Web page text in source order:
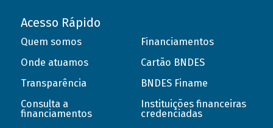
Acesso Rápido
Quem somos
Onde atuamos
Transparência
Consulta a
financiamentos
Financiamentos
Cartão BNDES
BNDES Finame
Instituições financeiras
credenciadas